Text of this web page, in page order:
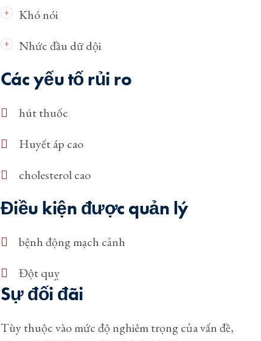
Khó nói
Nhức đầu dữ dội
Các yếu tố rủi ro
hút thuốc
Huyết áp cao
cholesterol cao
Điều kiện được quản lý
bệnh động mạch cảnh
Đột quỵ
Sự đối đãi
Tùy thuộc vào mức độ nghiêm trọng của vấn đề,